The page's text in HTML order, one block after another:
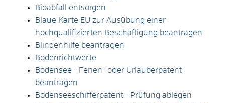
Bioabfall entsorgen
Blaue Karte EU zur Ausübung einer
hochqualifizierten Beschäftigung beantragen
Blindenhilfe beantragen
Bodenrichtwerte
Bodensee - Ferien- oder Urlauberpatent
beantragen
Bodenseeschifferpatent - Prüfung ablegen